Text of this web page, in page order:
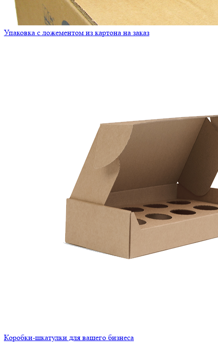
Упаковка с ложементом из картона на заказ
Коробки-шкатулки для вашего бизнеса